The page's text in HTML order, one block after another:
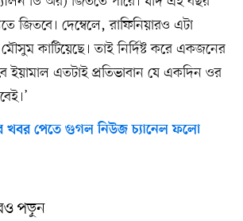
জিতবে। দেম্বেলে, রাফিনিয়ারও এটা
কাটিয়েছে। তাই নির্দিষ্ট করে একজনের
ইয়ামাল এতটাই প্রতিভাবান যে একদিন ওর
পেতে গুগল নিউজ চ্যানেল ফলো
পড়ুন